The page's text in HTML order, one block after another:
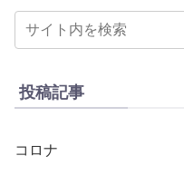
投稿記事
コロナ